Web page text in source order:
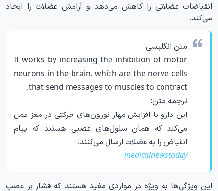
انقباضات عضلانی را کاهش می‌دهد و آرامش عضلات را ایجاد
می‌کند.
متن انگلیسی:
It works by increasing the inhibition of motor
neurons in the brain, which are the nerve cells
that send messages to muscles to contract.
ترجمه متن:
این دارو با افزایش مهار نورون‌های حرکتی در مغز عمل
می‌کند که همان سلول‌های عصبی هستند که پیام‌
انقباض را به عضلات ارسال می‌کنند.
medicalnewstoday
این ویژگی‌ها به ویژه در مواردی مفید هستند که فشار بر عصب